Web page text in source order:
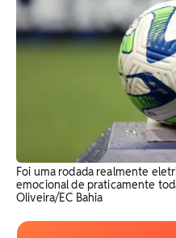
Foi uma rodada realmente
emocional de praticamente
Oliveira/EC Bahia